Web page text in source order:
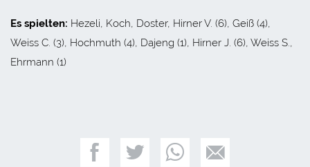
Es spielten: Hezeli, Koch, Doster, Hirner V. (6), Geiß (4),
Weiss C. (3), Hochmuth (4), Dajeng (1), Hirner J. (6), Weiss S.,
Ehrmann (1)